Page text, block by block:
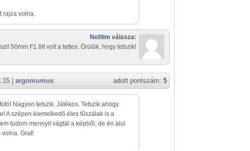
rajza volna.
Nefilim válasza:
50mm F1.8II volt a tettes. Örülök, hogy tetszik!
adott pontszám: 5
| argomumus
Nagyon tetszik. Játékos. Tetszik ahogy
A szépen kiemelkedő éles fűszálak is a
tudom mennyit vágtál a képből, de én alul
volna. Grat!